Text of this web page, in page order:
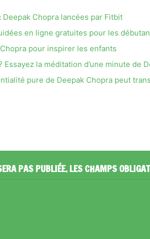
Chopra lancées par Fitbit
en ligne gratuites pour les
pour inspirer les enfants
la méditation d’une minute de
pure de Deepak Chopra peut
PAS PUBLIÉE.LES CHAMPS